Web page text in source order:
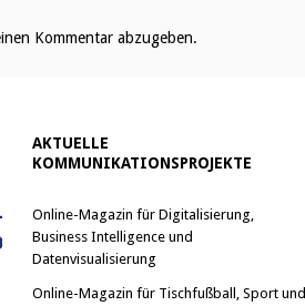
Kommentar abzugeben.
AKTUELLE
KOMMUNIKATIONSPROJEKTE
Online-Magazin für Digitalisierung,
Business Intelligence und
Datenvisualisierung
Online-Magazin für Tischfußball, Sport und